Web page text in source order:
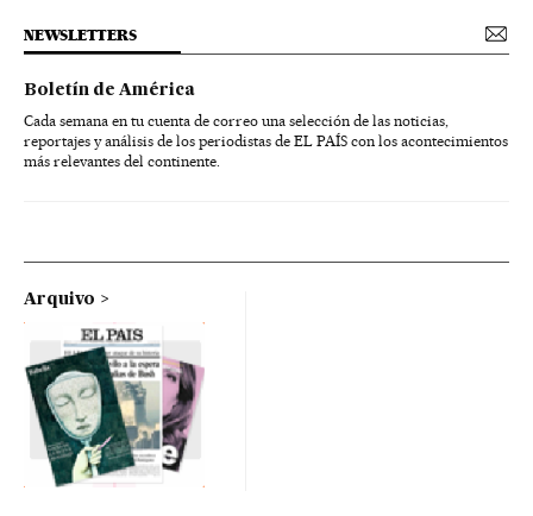
NEWSLETTERS
Boletín de América
Cada semana en tu cuenta de correo una selección de las noticias,
reportajes y análisis de los periodistas de EL PAÍS con los acontecimientos
más relevantes del continente.
Arquivo